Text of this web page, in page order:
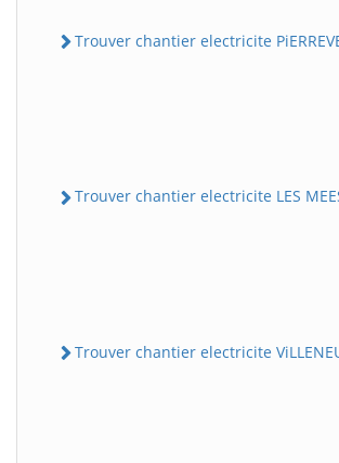
Trouver chantier electricite
Trouver chantier electricite LES
Trouver chantier electricite